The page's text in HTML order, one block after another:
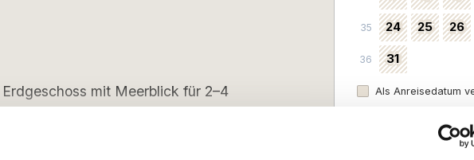
mit Meerblick für 2–4
dieser Ferienwohnung im Herzen des
35 24 25 26
36 31
Als Anreisedatum